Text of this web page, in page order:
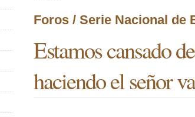
Foros / Serie Nacional de
Estamos cansado
haciendo el señor